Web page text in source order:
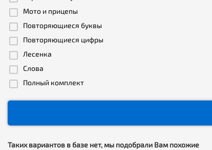
Мото и прицепы
Повторяющиеся буквы
Повторяющиеся цифры
Лесенка
Слова
Полный комплект
Таких вариантов в базе нет, мы подобрали Вам похожие